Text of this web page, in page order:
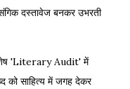
दस्तावेज बनकर उभरती
'Literary Audit' में
को साहित्य में जगह देकर